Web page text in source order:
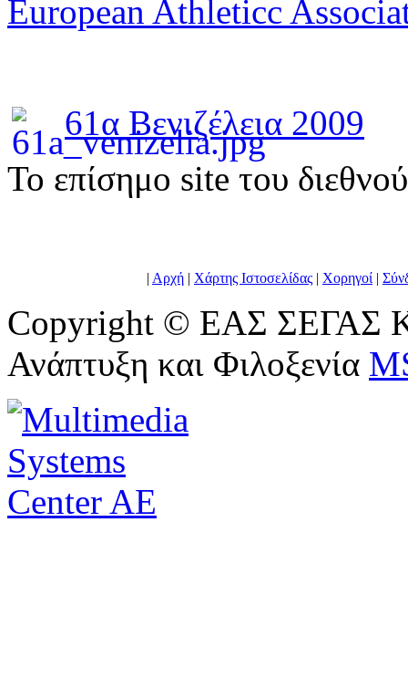
European Athleticc
61α Βενιζέλεια 2009
To επίσημο site του
| Αρχή | Χάρτης Ιστοσελίδας | Χορηγοί |
Copyright © ΕΑΣ ΣΕΓΑΣ
Ανάπτυξη και Φιλοξενία